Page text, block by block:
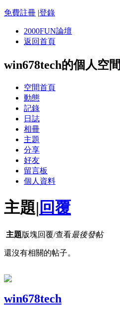
免費註冊 |登錄
2000FUN論壇
返回首頁
win678tech的個人空間
空間首頁
動態
記錄
日誌
相冊
主題
分享
好友
留言板
個人資料
主題| 回覆
主題版塊回覆/查看最後發帖
還沒有相關的帖子。
win678tech